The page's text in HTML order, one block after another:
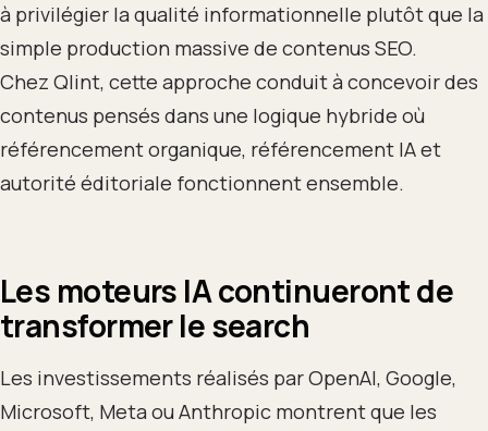
à privilégier la qualité informationnelle plutôt que la
simple production massive de contenus SEO.
Chez Qlint, cette approche conduit à concevoir des
contenus pensés dans une logique hybride où
référencement organique, référencement IA et
autorité éditoriale fonctionnent ensemble.
Les moteurs IA continueront de
transformer le search
Les investissements réalisés par OpenAI, Google,
Microsoft, Meta ou Anthropic montrent que les